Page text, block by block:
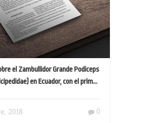
el Zambullidor Grande Podiceps
en Ecuador, con el primer
2018 0